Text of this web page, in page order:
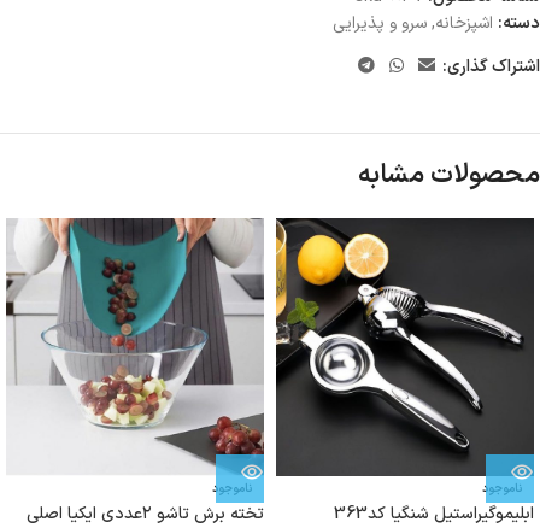
دسته: اشپزخانه,سرو و پذیرایی
اشتراک گذاری:
محصولات مشابه
ناموجود
ابلیموگیراستیل شنگیا کد363
ناموجود
تخته برش تاشو ۲عددی ایکیا اصلی